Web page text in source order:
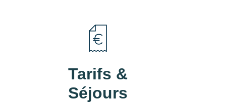
Tarifs &
Séjours